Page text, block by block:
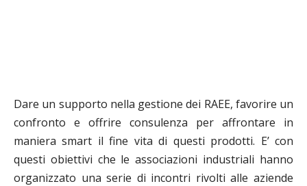
Dare un supporto nella gestione dei RAEE, favorire un
confronto e offrire consulenza per affrontare in
maniera smart il fine vita di questi prodotti. E’ con
questi obiettivi che le associazioni industriali hanno
organizzato una serie di incontri rivolti alle aziende